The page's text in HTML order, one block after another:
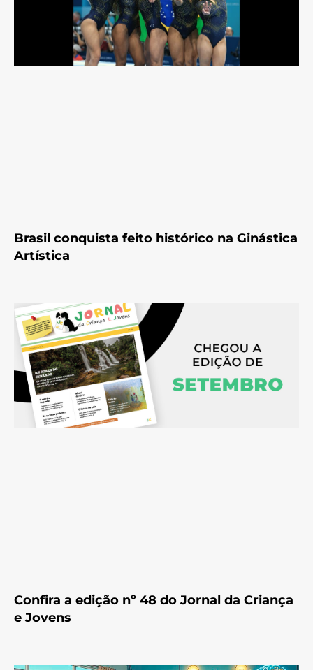
Brasil conquista feito histórico na Ginástica
Artística
Confira a edição nº 48 do Jornal da Criança
e Jovens